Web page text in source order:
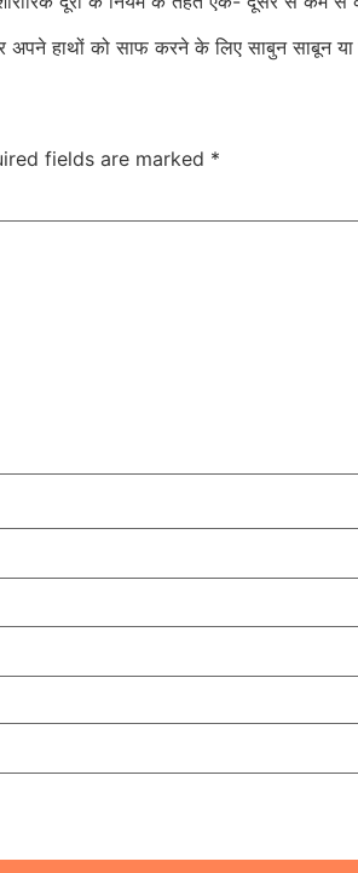
हाथों को साफ करने के लिए साबुन साबून
fields are marked *